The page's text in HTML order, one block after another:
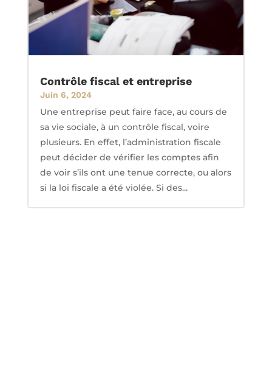
Contrôle fiscal et entreprise
Juin 6, 2024
Une entreprise peut faire face, au cours de
sa vie sociale, à un contrôle fiscal, voire
plusieurs. En effet, l’administration fiscale
peut décider de vérifier les comptes afin
de voir s’ils ont une tenue correcte, ou alors
si la loi fiscale a été violée. Si des...